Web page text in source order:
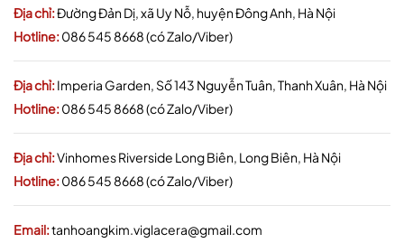
Địa chỉ:Đường Đản Dị, xã Uy Nỗ, huyện Đông Anh, Hà Nội
Hotline:086 545 8668 (có Zalo/Viber)
Địa chỉ:Imperia Garden, Số 143 Nguyễn Tuân, Thanh Xuân, Hà Nội
Hotline:086 545 8668 (có Zalo/Viber)
Địa chỉ:Vinhomes Riverside Long Biên, Long Biên, Hà Nội
Hotline:086 545 8668 (có Zalo/Viber)
Email:tanhoangkim.viglacera@gmail.com